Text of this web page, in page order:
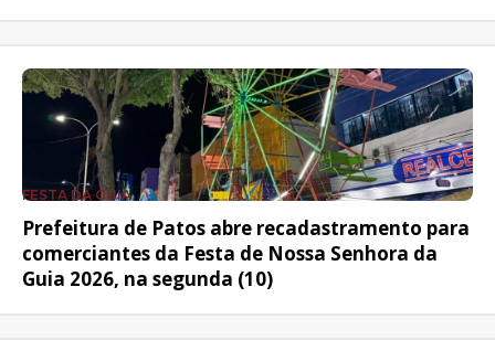
FESTA DA GUIA
Prefeitura de Patos abre recadastramento para
comerciantes da Festa de Nossa Senhora da
Guia 2026, na segunda (10)